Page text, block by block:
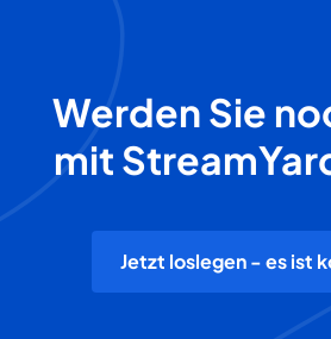
Werden Sie
mit
Jetzt loslegen - es ist